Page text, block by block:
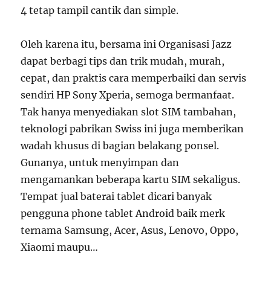
4 tetap tampil cantik dan simple.
Oleh karena itu, bersama ini Organisasi Jazz
dapat berbagi tips dan trik mudah, murah,
cepat, dan praktis cara memperbaiki dan servis
sendiri HP Sony Xperia, semoga bermanfaat.
Tak hanya menyediakan slot SIM tambahan,
teknologi pabrikan Swiss ini juga memberikan
wadah khusus di bagian belakang ponsel.
Gunanya, untuk menyimpan dan
mengamankan beberapa kartu SIM sekaligus.
Tempat jual baterai tablet dicari banyak
pengguna phone tablet Android baik merk
ternama Samsung, Acer, Asus, Lenovo, Oppo,
Xiaomi maupu…